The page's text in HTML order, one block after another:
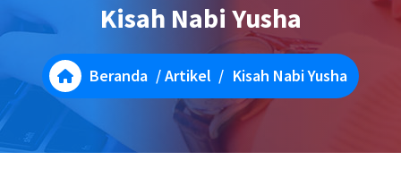
Kisah Nabi Yusha
Beranda /Artikel / Kisah Nabi Yusha